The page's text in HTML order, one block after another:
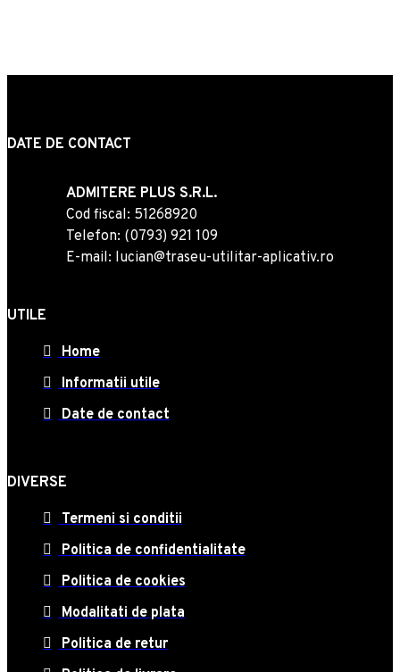
DATE DE CONTACT
ADMITERE PLUS S.R.L.
Cod fiscal: 51268920
Telefon: (0793) 921 109
E-mail: lucian@traseu-utilitar-aplicativ.ro
UTILE
Home
Informatii utile
Date de contact
DIVERSE
Termeni si conditii
Politica de confidentialitate
Politica de cookies
Modalitati de plata
Politica de retur